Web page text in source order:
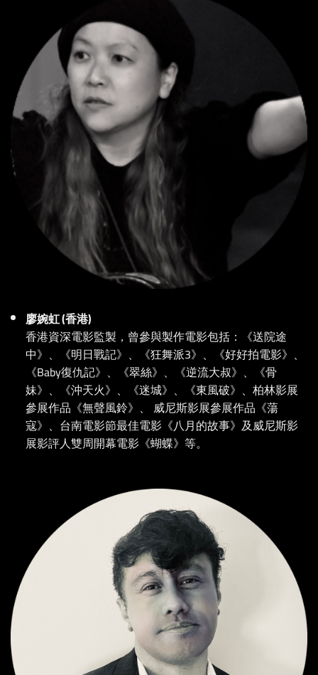
廖婉虹 (香港)
香港資深電影監製，曾參與製作電影包括：《送院途
中》、《明日戰記》、《狂舞派3》、《好好拍電影》、
《Baby復仇記》、《翠絲》、《逆流大叔》、《骨
妹》、《沖天火》、《迷城》、《東風破》、柏林影展
參展作品《無聲風鈴》、 威尼斯影展參展作品《蕩
寇》、台南電影節最佳電影《八月的故事》及威尼斯影
展影評人雙周開幕電影《蝴蝶》等。